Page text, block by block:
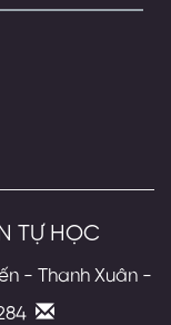
TỰ HỌC
- Thanh Xuân -